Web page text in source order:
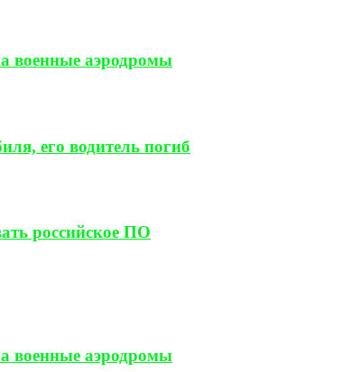
военные аэродромы
его водитель погиб
российское ПО
военные аэродромы